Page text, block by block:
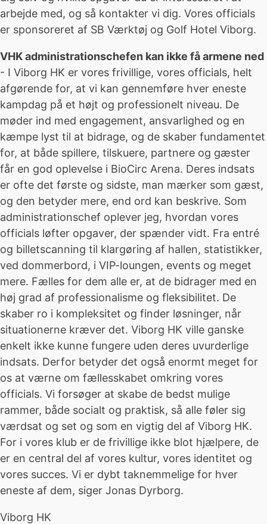
arbejde med, og så kontakter vi dig. Vores officials
er sponsoreret af SB Værktøj og Golf Hotel Viborg.
VHK administrationschefen kan ikke få armene ned
- I Viborg HK er vores frivillige, vores officials, helt
afgørende for, at vi kan gennemføre hver eneste
kampdag på et højt og professionelt niveau. De
møder ind med engagement, ansvarlighed og en
kæmpe lyst til at bidrage, og de skaber fundamentet
for, at både spillere, tilskuere, partnere og gæster
får en god oplevelse i BioCirc Arena. Deres indsats
er ofte det første og sidste, man mærker som gæst,
og den betyder mere, end ord kan beskrive. Som
administrationschef oplever jeg, hvordan vores
officials løfter opgaver, der spænder vidt. Fra entré
og billetscanning til klargøring af hallen, statistikker,
ved dommerbord, i VIP-loungen, events og meget
mere. Fælles for dem alle er, at de bidrager med en
høj grad af professionalisme og fleksibilitet. De
skaber ro i kompleksitet og finder løsninger, når
situationerne kræver det. Viborg HK ville ganske
enkelt ikke kunne fungere uden deres uvurderlige
indsats. Derfor betyder det også enormt meget for
os at værne om fællesskabet omkring vores
officials. Vi forsøger at skabe de bedst mulige
rammer, både socialt og praktisk, så alle føler sig
værdsat og set og som en vigtig del af Viborg HK.
For i vores klub er de frivillige ikke blot hjælpere, de
er en central del af vores kultur, vores identitet og
vores succes. Vi er dybt taknemmelige for hver
eneste af dem, siger Jonas Dyrborg.
Viborg HK